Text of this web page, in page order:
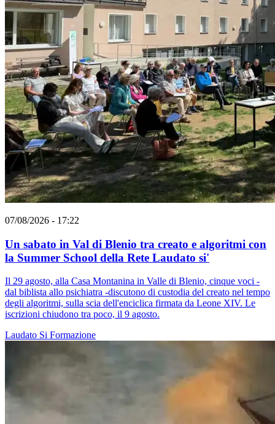
07/08/2026 - 17:22
Un sabato in Val di Blenio tra creato e algoritmi con
la Summer School della Rete Laudato si'
Il 29 agosto, alla Casa Montanina in Valle di Blenio, cinque voci -
dal biblista allo psichiatra -discutono di custodia del creato nel tempo
degli algoritmi, sulla scia dell'enciclica firmata da Leone XIV. Le
iscrizioni chiudono tra poco, il 9 agosto.
Laudato Si Formazione